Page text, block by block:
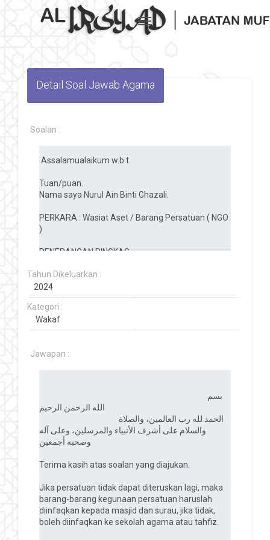
Toggle navigation
Detail Soal Jawab Agama
Soalan :
Tahun Dikeluarkan :
Kategori :
Jawapan :